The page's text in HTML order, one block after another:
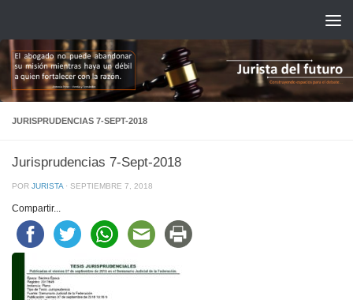
JURISPRUDENCIAS 7-SEPT-2018
Jurisprudencias 7-Sept-2018
POR JURISTA · SEPTIEMBRE 7, 2018
Compartir...